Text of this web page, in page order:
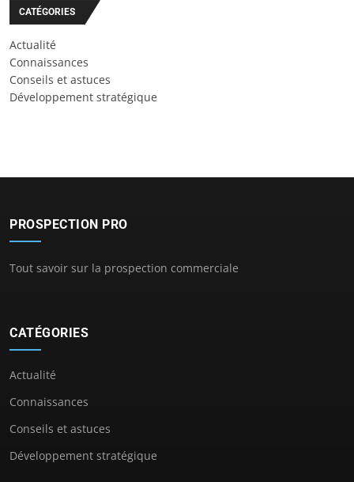
CATÉGORIES
Actualité
Connaissances
Conseils et astuces
Développement stratégique
PROSPECTION PRO
Tout savoir sur la prospection commerciale
CATÉGORIES
Actualité
Connaissances
Conseils et astuces
Développement stratégique